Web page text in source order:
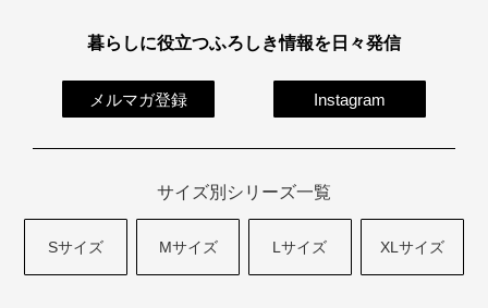
暮らしに役立つふろしき情報を日々発信
メルマガ登録 Instagram
サイズ別シリーズ一覧
Sサイズ Mサイズ Lサイズ XLサイズ